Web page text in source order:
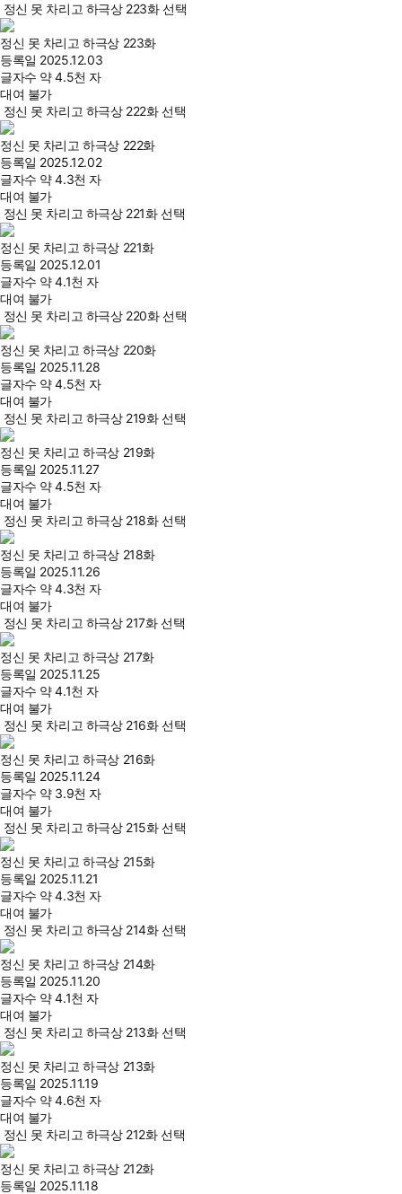
정신 못 차리고 하극상 223화 선택
정신 못 차리고 하극상 223화
등록일 2025.12.03
글자수 약 4.5천 자
대여 불가
정신 못 차리고 하극상 222화 선택
정신 못 차리고 하극상 222화
등록일 2025.12.02
글자수 약 4.3천 자
대여 불가
정신 못 차리고 하극상 221화 선택
정신 못 차리고 하극상 221화
등록일 2025.12.01
글자수 약 4.1천 자
대여 불가
정신 못 차리고 하극상 220화 선택
정신 못 차리고 하극상 220화
등록일 2025.11.28
글자수 약 4.5천 자
대여 불가
정신 못 차리고 하극상 219화 선택
정신 못 차리고 하극상 219화
등록일 2025.11.27
글자수 약 4.5천 자
대여 불가
정신 못 차리고 하극상 218화 선택
정신 못 차리고 하극상 218화
등록일 2025.11.26
글자수 약 4.3천 자
대여 불가
정신 못 차리고 하극상 217화 선택
정신 못 차리고 하극상 217화
등록일 2025.11.25
글자수 약 4.1천 자
대여 불가
정신 못 차리고 하극상 216화 선택
정신 못 차리고 하극상 216화
등록일 2025.11.24
글자수 약 3.9천 자
대여 불가
정신 못 차리고 하극상 215화 선택
정신 못 차리고 하극상 215화
등록일 2025.11.21
글자수 약 4.3천 자
대여 불가
정신 못 차리고 하극상 214화 선택
정신 못 차리고 하극상 214화
등록일 2025.11.20
글자수 약 4.1천 자
대여 불가
정신 못 차리고 하극상 213화 선택
정신 못 차리고 하극상 213화
등록일 2025.11.19
글자수 약 4.6천 자
대여 불가
정신 못 차리고 하극상 212화 선택
정신 못 차리고 하극상 212화
등록일 2025.11.18